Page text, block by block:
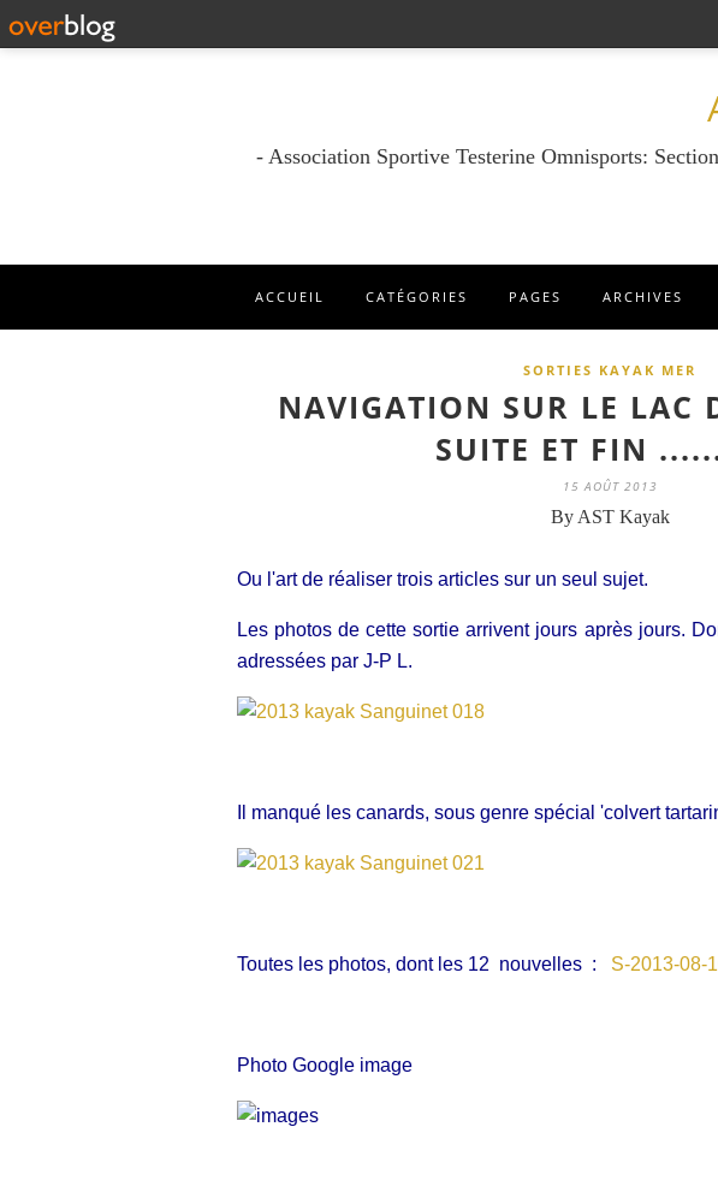
- Association Sportive Testerine Omnisports:
ACCUEIL CATÉGORIES PAGES ARCHIVES
SORTIES KAYAK MER
NAVIGATION SUR LE LAC
SUITE ET FIN
15 AOÛT 2013
By AST Kayak
Ou l'art de réaliser trois articles sur un seul sujet.
Les photos de cette sortie arrivent jours après jours.
adressées par J-P L.
Il manqué les canards, sous genre spécial 'colvert
Toutes les photos, dont les 12 nouvelles : S-2013-08-
Photo Google image